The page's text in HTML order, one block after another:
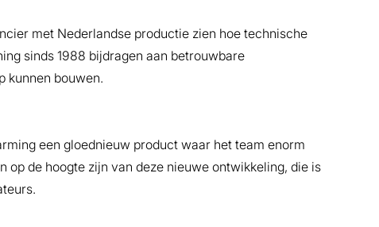
met Nederlandse productie zien hoe technische
sinds 1988 bijdragen aan betrouwbare
kunnen bouwen.
een gloednieuw product waar het team enorm
op de hoogte zijn van deze nieuwe ontwikkeling, die is